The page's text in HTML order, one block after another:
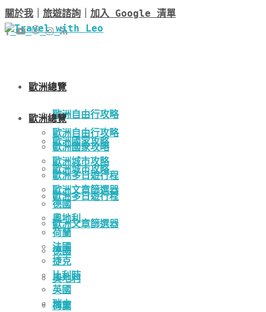
關於我 旅遊諮詢 加入 Google 清單
歐洲總覽
歐洲自由行攻略
歐洲國家攻略
歐洲城市攻略
歐洲多日遊行程
歐洲文章篩選器
德國
奧地利
荷蘭
歐洲總覽
歐洲自由行攻略
歐洲國家攻略
歐洲城市攻略
歐洲多日遊行程
歐洲文章篩選器
德國
奧地利
荷蘭
法國
捷克
比利時
英國
瑞士